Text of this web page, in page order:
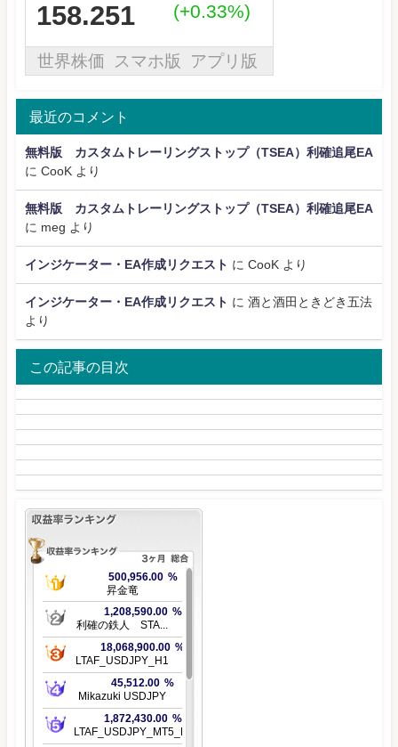
最近のコメント
無料版 カスタムトレーリングストップ（TSEA）利確追尾EA
に CooK より
無料版 カスタムトレーリングストップ（TSEA）利確追尾EA
に meg より
インジケーター・EA作成リクエスト に CooK より
インジケーター・EA作成リクエスト に 酒と酒田ときどき五法
より
この記事の目次